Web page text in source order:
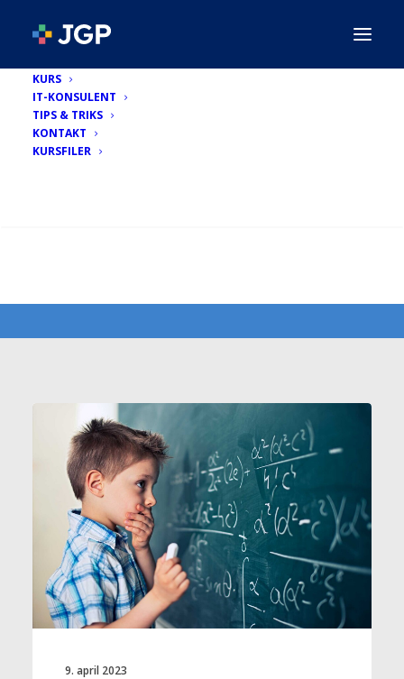
KURS
IT-KONSULENT
TIPS & TRIKS
KONTAKT
KURSFILER
9. april 2023